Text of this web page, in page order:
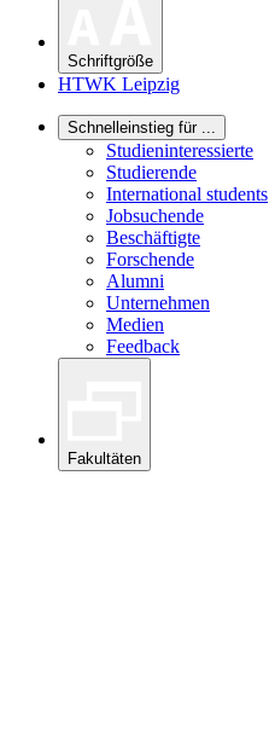
Schriftgröße
HTWK Leipzig
Schnelleinstieg für ...
Studieninteressierte
Studierende
International students
Jobsuchende
Beschäftigte
Forschende
Alumni
Unternehmen
Medien
Feedback
Fakultäten